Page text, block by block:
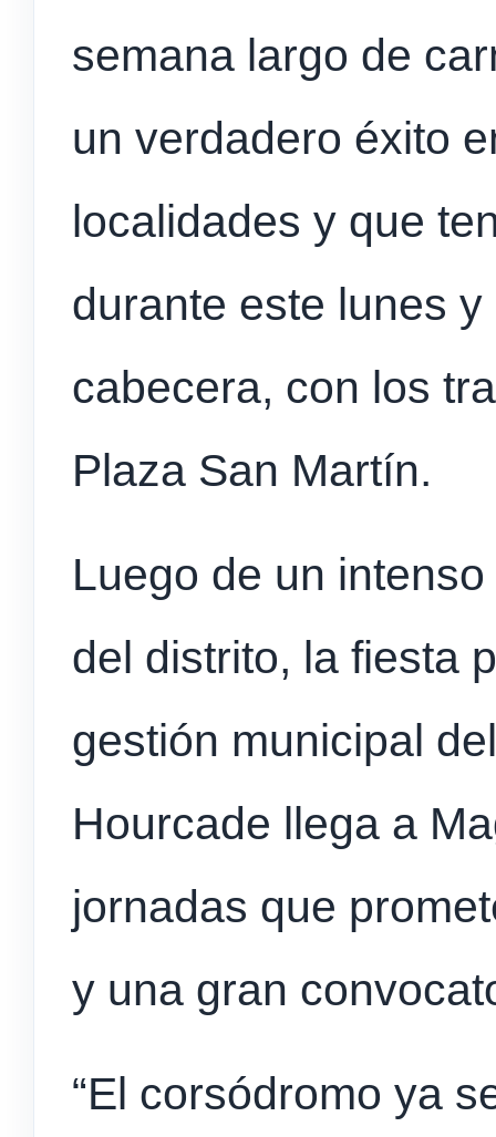
semana largo de
un verdadero éxito
localidades y que
durante este lunes
cabecera, con los
Plaza San Martín.
Luego de un
del distrito, la fiesta
gestión municipal
Hourcade llega a
jornadas que
y una gran
“El corsódromo ya